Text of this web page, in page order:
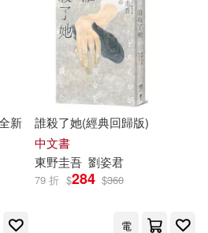
新
誰殺了她(經典回歸版)
中文書
東野圭吾 劉姿君
79 折 $284 $360
電